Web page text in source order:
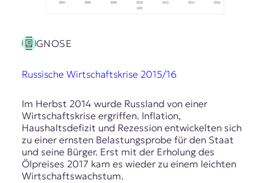
GNOSE
Russische Wirtschaftskrise 2015/16
Im Herbst 2014 wurde Russland von einer
Wirtschaftskrise ergriffen. Inflation,
Haushaltsdefizit und Rezession entwickelten sich
zu einer ernsten Belastungsprobe für den Staat
und seine Bürger. Erst mit der Erholung des
Ölpreises 2017 kam es wieder zu einem leichten
Wirtschaftswachstum.